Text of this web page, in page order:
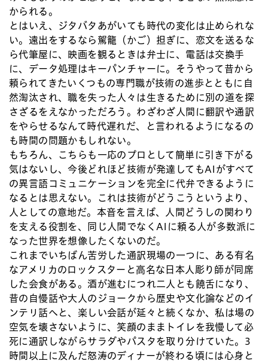
かられる。
とはいえ、ジタバタあがいても時代の変化は止められな
い。遠出をするなら駕籠（かご）担ぎに、恋文を送るな
ら代筆屋に、映画を観るときは弁士に、電話は交換手
に、データ処理はキーパンチャーに。そうやって昔から
頼られてきたいくつもの専門職が技術の進歩とともに自
然淘汰され、職を失った人々は生きるために別の道を探
さざるをえなかっただろう。わざわざ人間に翻訳や通訳
をやらせるなんて時代遅れだ、と言われるようになるの
も時間の問題かもしれない。
もちろん、こちらも一応のプロとして簡単に引き下がる
気はないし、今後どれほど技術が発達してもAIがすべて
の異言語コミュニケーションを完全に代弁できるように
なるとは思えない。これは技術がどうこうというより、
人としての意地だ。本音を言えば、人間どうしの関わり
を支える役割を、同じ人間でなくAIに頼る人が多数派に
なった世界を想像したくないのだ。
これまでいちばん苦労した通訳現場の一つに、ある有名
なアメリカのロックスターと高名な日本人彫り師が同席
した会食がある。酒が進むにつれ二人とも饒舌になり、
昔の自慢話や大人のジョークから歴史や文化論などのイ
ンテリ話へと、楽しい会話が延々と続くなか、私は場の
空気を壊さないように、笑顔のままトイレを我慢して必
死に通訳しながらサラダやパスタを取り分けていた。3
時間以上に及んだ怒涛のディナーが終わる頃には心身と